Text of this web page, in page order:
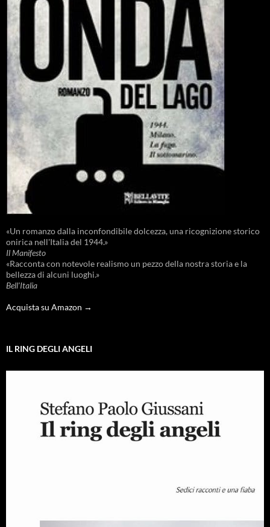
«Un romanzo dalla inconfondibile dolcezza, una ricognizione storico
onirica nell'Italia del 1944.»
Il Manifesto
«Racconta con notevole realismo un pezzo della nostra storia e la
bellezza di alcuni luoghi.»
Bell'Italia
Acquista su Amazon →
IL RING DEGLI ANGELI